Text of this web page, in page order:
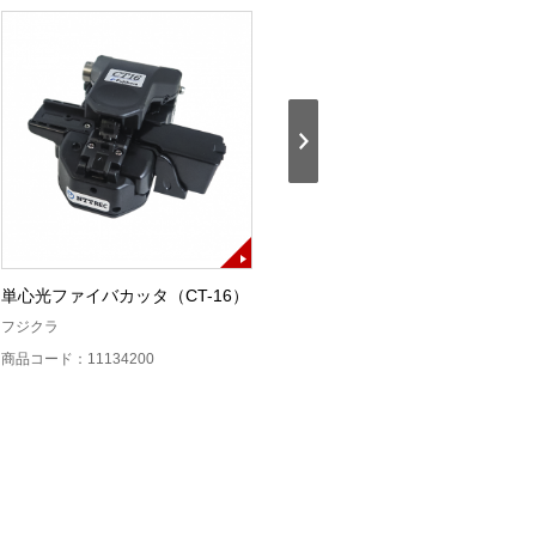
単心光ファイバカッタ（CT-16）
フジクラ
商品コード：11134200